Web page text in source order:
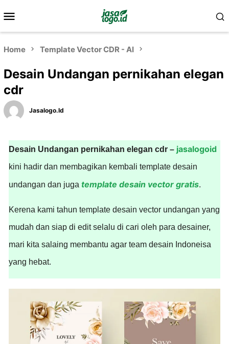
Home Template Vector CDR - AI
Desain Undangan pernikahan elegan
cdr
Jasalogo.id
Desain Undangan pernikahan elegan cdr – jasalogoid
kini hadir dan membagikan kembali template desain
undangan dan juga template desain vector gratis.
Kerena kami tahun template desain vector undangan yang
mudah dan siap di edit selalu di cari oleh para desainer,
mari kita salaing membantu agar team desain Indoneisa
yang hebat.